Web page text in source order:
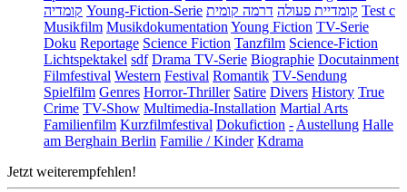
קומדיה Young-Fiction-Serie קומדיית פעולה דרמה קומית
Test c
Musikfilm MusikdokumentationYoung Fiction TV-Serie
Doku Reportage Science Fiction Tanzfilm Science-Fiction
Lichtspektakel sdf Drama TV-Serie Biographie Docutainment
Filmfestival Western Festival Romantik TV-Sendung
Spielfilm Genres Horror-Thriller Satire Divers History True
Crime TV-Show Multimedia-Installation Martial Arts
Familienfilm Kurzfilmfestival Dokufiction -Austellung Halle
am Berghain Berlin Familie / Kinder Kdrama
Jetzt weiterempfehlen!